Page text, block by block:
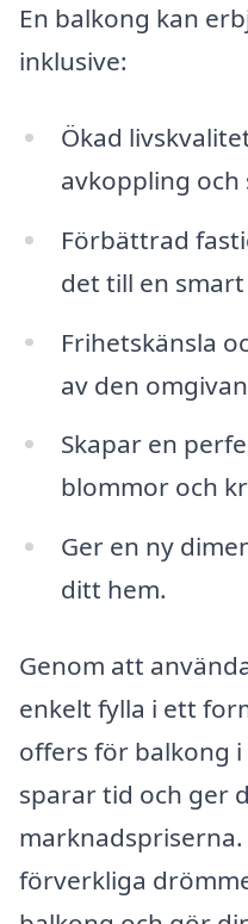
En balkong kan
inklusive:
Ökad
avkoppling och
Förbättrad
det till en
Frihetskänsla
av den
Skapar en
blommor och
Ger en ny
ditt hem.
Genom att
enkelt fylla i ett
offers för balkong
sparar tid och ger
förverkliga